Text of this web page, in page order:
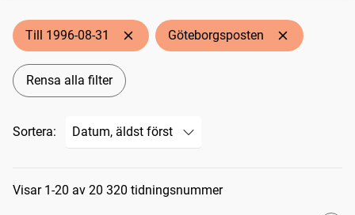
Till 1996-08-31 Göteborgsposten
Rensa alla filter
Sortera:
Sökresultat
Visar 1-20 av 20 320 tidningsnummer